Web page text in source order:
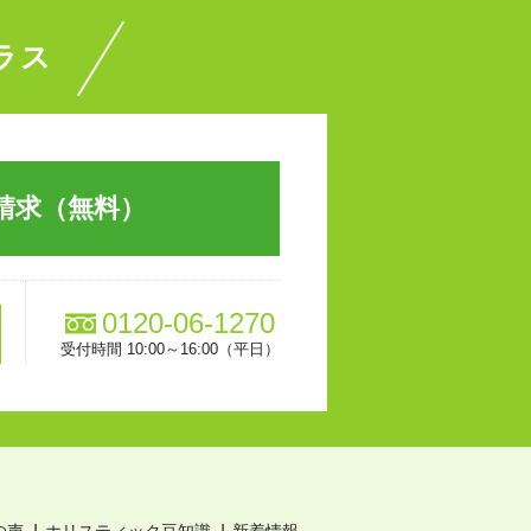
ス
求（無料）
0120-06-1270
受付時間 10:00～16:00（平日）